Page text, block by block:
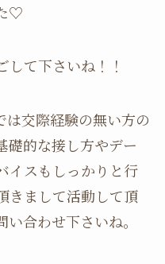
♡
して下さいね！！
は交際経験の無い方の
礎的な接し方やデー
イスもしっかりと行
きまして活動して頂
合わせ下さいね。